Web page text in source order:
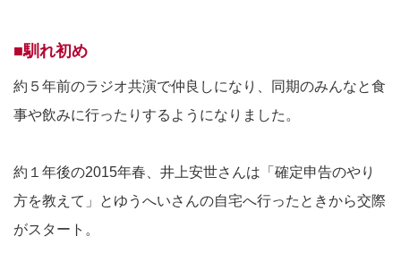
■馴れ初め
約５年前のラジオ共演で仲良しになり、同期のみんなと食
事や飲みに行ったりするようになりました。
約１年後の2015年春、井上安世さんは「確定申告のやり
方を教えて」とゆうへいさんの自宅へ行ったときから交際
がスタート。